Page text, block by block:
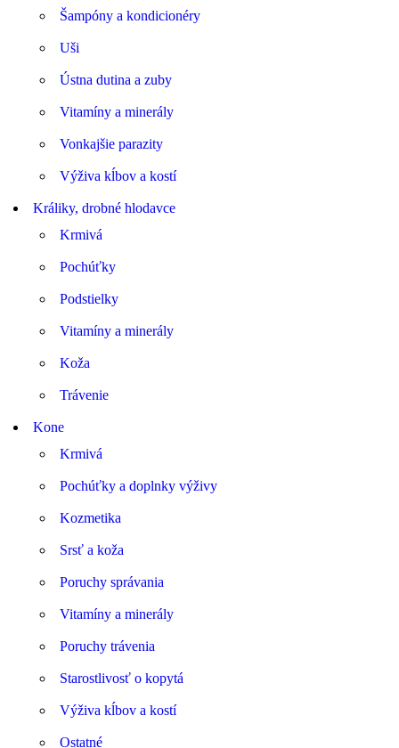
Šampóny a kondicionéry
Uši
Ústna dutina a zuby
Vitamíny a minerály
Vonkajšie parazity
Výživa kĺbov a kostí
Králiky, drobné hlodavce
Krmivá
Pochúťky
Podstielky
Vitamíny a minerály
Koža
Trávenie
Kone
Krmivá
Pochúťky a doplnky výživy
Kozmetika
Srsť a koža
Poruchy správania
Vitamíny a minerály
Poruchy trávenia
Starostlivosť o kopytá
Výživa kĺbov a kostí
Ostatné